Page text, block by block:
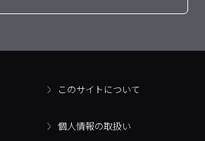
このサイトについて
個人情報の取扱い